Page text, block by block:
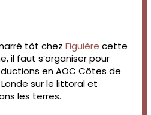
tôt chezFiguière cette
il faut s’organiser pour
en AOC Côtes de
Londe sur le littoral et
les terres.